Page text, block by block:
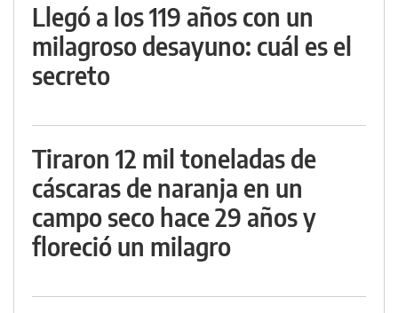
Llegó a los 119 años con un
milagroso desayuno: cuál es el
secreto
Tiraron 12 mil toneladas de
cáscaras de naranja en un
campo seco hace 29 años y
floreció un milagro